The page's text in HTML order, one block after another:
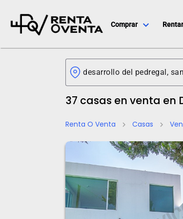
Comprar expand_more Rentar
37 casas en venta en
Renta O Venta chevron_right Casas chevron_right